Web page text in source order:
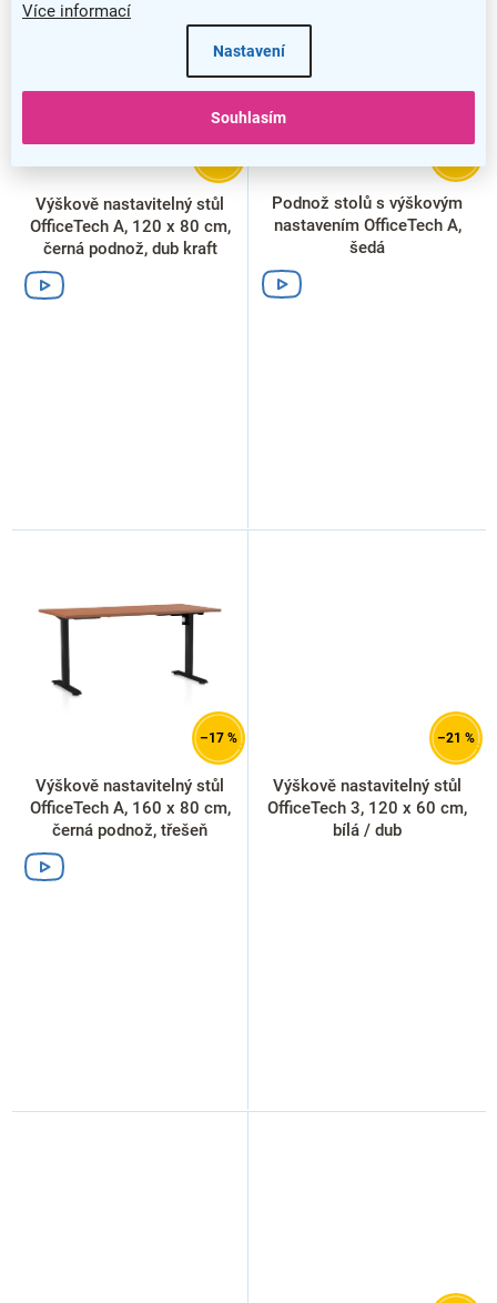
Více informací
Nastavení
Souhlasím
Výškově nastavitelný stůl
OfficeTech A, 120 x 80 cm,
černá podnož, dub kraft
Podnož stolů s výškovým
nastavením OfficeTech A,
šedá
–17 %
Výškově nastavitelný stůl
OfficeTech A, 160 x 80 cm,
černá podnož, třešeň
–21 %
Výškově nastavitelný stůl
OfficeTech 3, 120 x 60 cm,
bílá / dub